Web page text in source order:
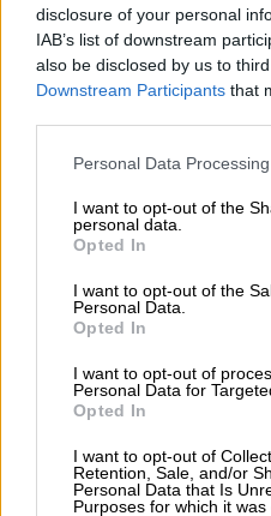
disclosure of your personal
IAB’s list of downstream
also be disclosed by us to
Downstream Participants that
Please note that this website/
not limited to your visit or
grant or deny consent to
use your data for below
consent section.
Personal Data
I want to opt-out of the
personal data.
Opted In
I want to opt-out of the
Personal Data.
Opted In
I want to opt-out of
Personal Data for
Opted In
I want to opt-out of
Retention, Sale, and/or
Personal Data that Is
Purposes for which it was
📍 Beşiktaş#Canlı
Denizi’nde 5
meydana geldi
https://t.co/
— AA Canlı
2025
Καθησυχασμός από
νομαρχία
Οι πρώτες εκτιμήσεις
ζημιέςκαι οι
στιγμής
Ο Τούρκος
σχολίασε πως «η